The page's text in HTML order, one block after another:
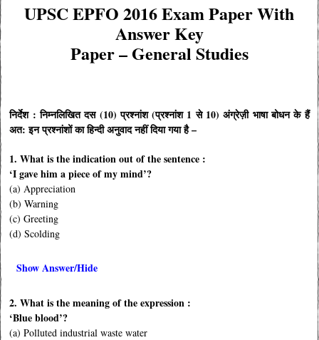
UPSC EPFO 2016 Exam Paper With
Answer Key
Paper – General Studies
निर्देश : निम्नलिखित दस (10) प्रश्नांश (प्रश्नांश 1 से 10) अंग्रेज़ी भाषा बोधन के हैं
अत: इन प्रश्नांशों का हिन्दी अनुवाद नहीं दिया गया है –
1. What is the indication out of the sentence :
‘I gave him a piece of my mind’?
(a) Appreciation
(b) Warning
(c) Greeting
(d) Scolding
Show Answer/Hide
2. What is the meaning of the expression :
‘Blue blood’?
(a) Polluted industrial waste water